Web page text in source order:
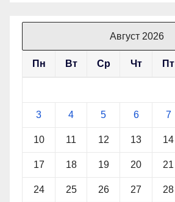
Август 2026
Пн Вт Ср Чт Пт
3 4 5 6 7
10 11 12 13 14
17 18 19 20 21
24 25 26 27 28